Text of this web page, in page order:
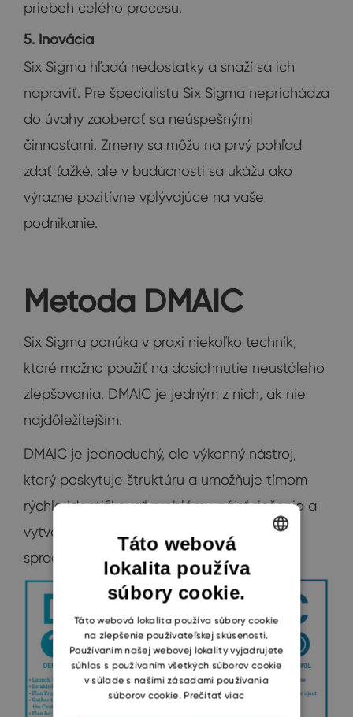
priebeh celého procesu.
5. Inovácia
Six Sigma hľadá nedostatky a snaží sa ich
napraviť. Pre špecialistu Six Sigma neprichádza
do úvahy zaoberať sa neúspešnými
činnosťami. Zmeny sa môžu na prvý pohľad
zdať ťažké, ale v budúcnosti sa ukážu ako
výrazne pozitívne vplývajúce na vaše
podnikanie.
Metoda DMAIC
Six Sigma ponúka v praxi niekoľko techník,
ktoré možno použiť na dosiahnutie neustáleho
zlepšovania. DMAIC je jedným z nich, ak nie
najdôležitejším.
DMAIC je jednoduchý, ale výkonný nástroj,
ktorý poskytuje štruktúru a umožňuje tímom
rýchlo identifikovať problémy, nájsť riešenia a
vytvoriť kontrolné metódy na zlepšenie
spracovania.
ENGLISH
SLOVAK
Táto webová
lokalita používa
súbory cookie.
Táto webová lokalita používa súbory cookie
na zlepšenie používateľskej skúsenosti.
Používaním našej webovej lokality vyjadrujete
súhlas s používaním všetkých súborov cookie
v súlade s našimi zásadami používania
súborov cookie. Prečítať viac